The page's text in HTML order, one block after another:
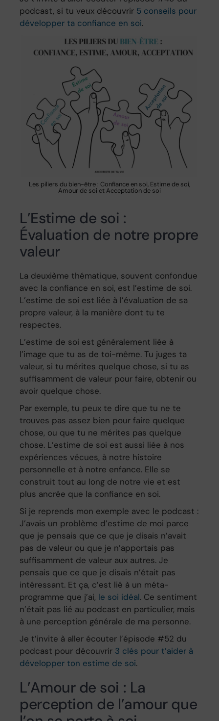
podcast, si tu veux découvrir 5 conseils pour
développer ta confiance en soi.
Les piliers du bien-être : Confiance en soi, Estime de soi,
Amour de soi et Acceptation de soi
L’Estime de soi :
Évaluation de notre propre
valeur
La deuxième thématique, souvent confondue
avec la confiance en soi, est l’estime de soi.
L’estime de soi est liée à l’évaluation de sa
propre valeur, à la manière dont tu te
respectes.
L’estime de soi est généralement liée à
l’image que tu as de toi-même. Tu juges ta
valeur, si tu mérites quelque chose, si tu as
suffisamment de valeur pour faire, obtenir ou
avoir quelque chose.
Par exemple, tu peux te dire que tu ne te
trouves pas assez bien pour faire quelque
chose, ou que tu ne mérites pas quelque
chose. L’estime de soi est aussi liée à nos
expériences vécues, à notre histoire
personnelle et à notre enfance. Elle se
construit tout au long de notre vie et est
plus ancrée que la confiance en soi.
Si je reprends mon exemple avec le podcast :
J’avais un problème d’estime de moi parce
que je pensais que ce que je disais n’avait
pas de valeur ou que je n’apportais pas
suffisamment de valeur aux autres. Je
pensais que ce que je disais n’était pas
intéressant. Et ça, c’est lié à un méta-
programme que j’ai, le soi idéal. Ce sentiment
n’était pas lié au podcast en particulier, mais
à une perception générale de ma personne.
Je t’invite à aller écouter l’épisode #52 du
podcast pour découvrir 3 clés pour t’aider à
développer ton estime de soi.
L’Amour de soi : La
perception de l’amour que